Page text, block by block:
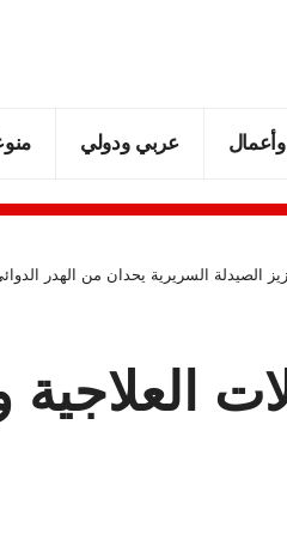
عربي ودولي
الصيدلة السريرية يحدان من الهدر